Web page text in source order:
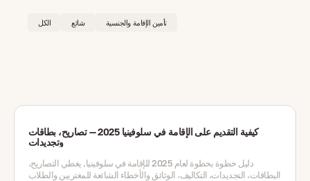
الكل شائع تأمين الإقامة والجنسية
كيفية التقديم على الإقامة في سلوفينيا 2025 — تصاريح، بطاقات
وتجديدات
دليل خطوة بخطوة لعام 2025 للإقامة في سلوفينيا. يغطي التصاريح،
البطاقات، التجديدات، التكاليف، الوثائق والأخطاء الشائعة للمغتربين والطلاب